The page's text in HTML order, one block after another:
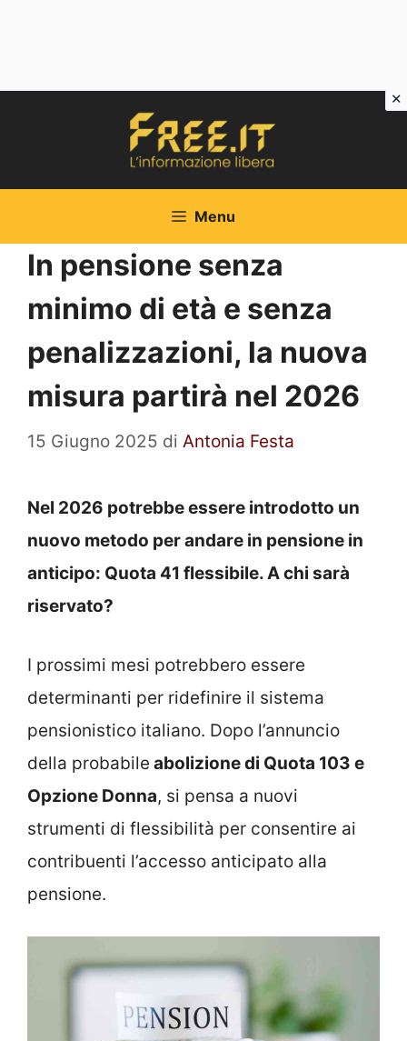
Menu
In pensione senza
minimo di età e senza
penalizzazioni, la nuova
misura partirà nel 2026
15 Giugno 2025 di Antonia Festa
Nel 2026 potrebbe essere introdotto un
nuovo metodo per andare in pensione in
anticipo: Quota 41 flessibile. A chi sarà
riservato?
I prossimi mesi potrebbero essere
determinanti per ridefinire il sistema
pensionistico italiano. Dopo l’annuncio
della probabile abolizione di Quota 103 e
Opzione Donna, si pensa a nuovi
strumenti di flessibilità per consentire ai
contribuenti l’accesso anticipato alla
pensione.